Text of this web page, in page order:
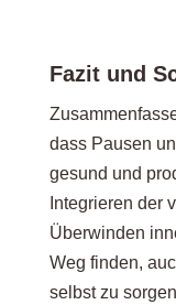
Fazit und
dass Pausen
gesund und
Integrieren der
Überwinden
Weg finden,
selbst zu